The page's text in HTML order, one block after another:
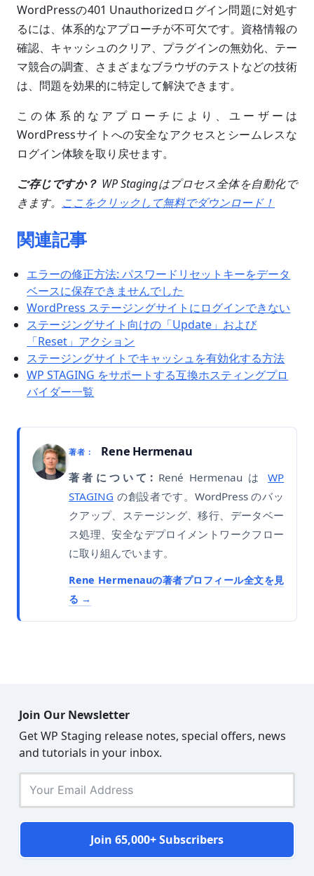
WordPressの401 Unauthorizedログイン問題に対処す
るには、体系的なアプローチが不可欠です。資格情報の
確認、キャッシュのクリア、プラグインの無効化、テー
マ競合の調査、さまざまなブラウザのテストなどの技術
は、問題を効果的に特定して解決できます。
この体系的なアプローチにより、ユーザーは
WordPressサイトへの安全なアクセスとシームレスな
ログイン体験を取り戻せます。
ご存じですか？ WP Stagingはプロセス全体を自動化で
きます。 ここをクリックして無料でダウンロード！
関連記事
エラーの修正方法: パスワードリセットキーをデータ
ベースに保存できませんでした
WordPress ステージングサイトにログインできない
ステージングサイト向けの「Update」および
「Reset」アクション
ステージングサイトでキャッシュを有効化する方法
WP STAGING をサポートする互換ホスティングプロ
バイダー一覧
著者： Rene Hermenau
著者について:René Hermenau はWP
STAGING の創設者です。WordPress のバッ
クアップ、ステージング、移行、データベー
ス処理、安全なデプロイメントワークフロー
に取り組んでいます。
Rene Hermenauの著者プロフィール全文を見
る
Join Our Newsletter
Get WP Staging release notes, special offers, news
and tutorials in your inbox.
Join 65,000+ Subscribers